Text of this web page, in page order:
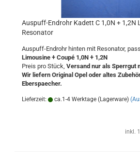
Auspuff-Endrohr Kadett C 1,0N + 1,2N
Resonator
Auspuff-Endrohr hinten mit Resonator,
Limousine + Coupé 1,0N + 1,2N
Preis pro Stück, Versand nur als Sperrgut
Wir liefern Original Opel oder altes
Eberspaecher.
Lieferzeit: ca.1-4 Werktage (Lagerware)
inkl.